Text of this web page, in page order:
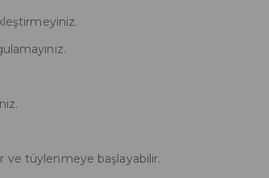
ve tüylenmeye başlayabilir.